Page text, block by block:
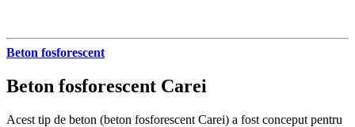
Beton fosforescent
Beton fosforescent Carei
Acest tip de beton (beton fosforescent Carei) a fost conceput pentru